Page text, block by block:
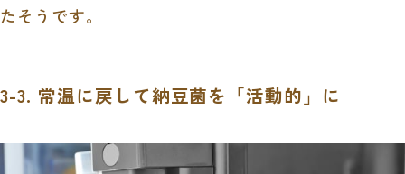
たそうです。
3-3. 常温に戻して納豆菌を「活動的」に